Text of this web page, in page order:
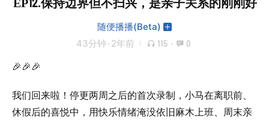
随便播播(Beta)
43分钟 · 2年前 115 · 0
🎉🎉🎉
我们回来啦！停更两周之后的首次录制，小马在离职前、
休假后的喜悦中，用快乐情绪淹没依旧麻木上班、周末亲